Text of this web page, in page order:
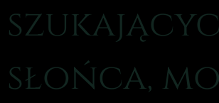
słońca,